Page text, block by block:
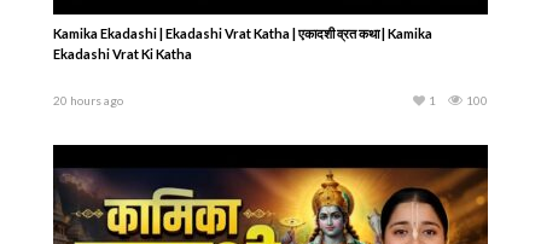
Kamika Ekadashi | Ekadashi Vrat Katha | एकादशी व्रत कथा | Kamika
Ekadashi Vrat Ki Katha
20 hours ago 100
1